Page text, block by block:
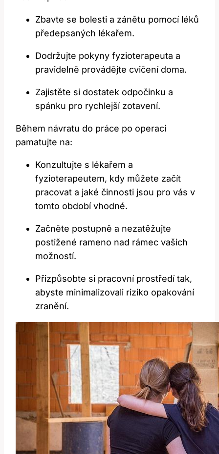
Zbavte se bolesti a zánětu pomocí léků
předepsaných lékařem.
Dodržujte⁤ pokyny fyzioterapeuta a
pravidelně provádějte⁣ cvičení doma.
Zajistěte si dostatek odpočinku a
spánku pro rychlejší zotavení.
Během návratu do práce po‍ operaci
pamatujte na:
Konzultujte‌ s lékařem a⁤
fyzioterapeutem, kdy⁢ můžete začít
pracovat ​a jaké činnosti jsou pro​ vás v
tomto období vhodné.
Začněte postupně a nezatěžujte⁤
postižené rameno‌ nad rámec vašich
⁢možností.
Přizpůsobte si pracovní prostředí tak,
abyste‍ minimalizovali riziko opakování
zranění.